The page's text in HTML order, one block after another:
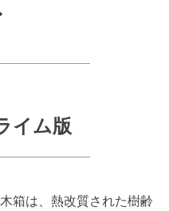
イム版
箱は、熱改質された樹齢